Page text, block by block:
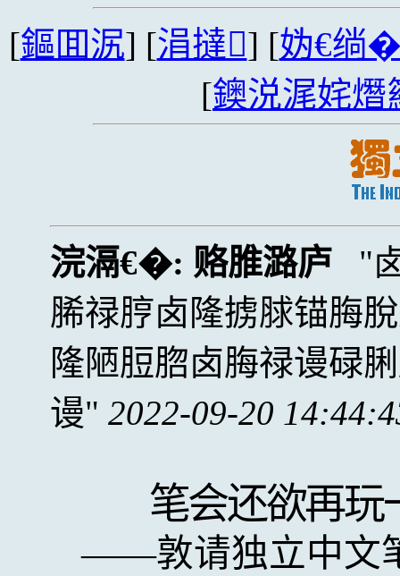
[鏂囬泦] [涓撻] [妫€绱
[鐭涚浘姹熸
浣滆€�: 赂脽潞庐
脪禄脝卤隆掳脙锚脢
隆陋脰脗卤脢禄谩碌
谩
2022-09-20
笔会还欲再玩
——敦请独立中文